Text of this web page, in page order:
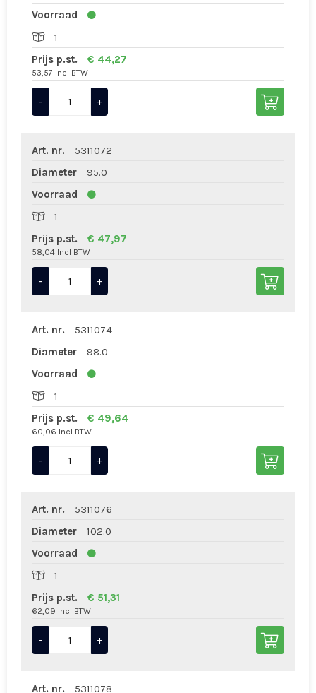
Voorraad
1
Prijs p.st.
€ 44,27
53,57 Incl BTW
- +
Art. nr.
5311072
Diameter
95.0
Voorraad
1
Prijs p.st.
€ 47,97
58,04 Incl BTW
- +
Art. nr.
5311074
Diameter
98.0
Voorraad
1
Prijs p.st.
€ 49,64
60,06 Incl BTW
- +
Art. nr.
5311076
Diameter
102.0
Voorraad
1
Prijs p.st.
€ 51,31
62,09 Incl BTW
- +
Art. nr. 5311078